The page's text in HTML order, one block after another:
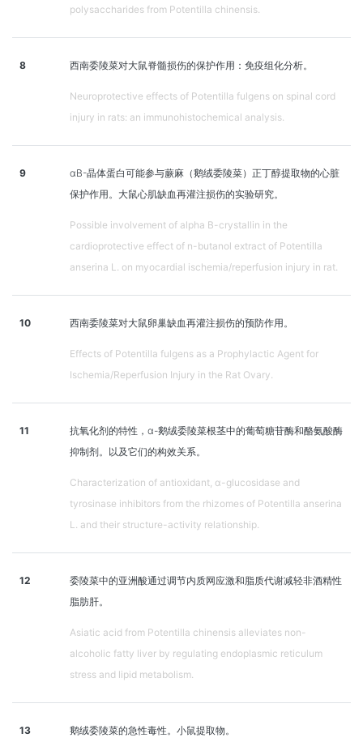
polysaccharides from Potentilla chinensis.
8 西南委陵菜对大鼠脊髓损伤的保护作用：免疫组化分析。
Neuroprotective effects of Potentilla fulgens on spinal cord
injury in rats: an immunohistochemical analysis.
9
αB-晶体蛋白可能参与蕨麻（鹅绒委陵菜）正丁醇提取物的心脏
保护作用。大鼠心肌缺血再灌注损伤的实验研究。
Possible involvement of alpha B-crystallin in the
cardioprotective effect of n-butanol extract of Potentilla
anserina L. on myocardial ischemia/reperfusion injury in rat.
10 西南委陵菜对大鼠卵巢缺血再灌注损伤的预防作用。
Effects of Potentilla fulgens as a Prophylactic Agent for
Ischemia/Reperfusion Injury in the Rat Ovary.
11
抗氧化剂的特性，α-鹅绒委陵菜根茎中的葡萄糖苷酶和酪氨酸酶
抑制剂。以及它们的构效关系。
Characterization of antioxidant, α-glucosidase and
tyrosinase inhibitors from the rhizomes of Potentilla anserina
L. and their structure-activity relationship.
12
委陵菜中的亚洲酸通过调节内质网应激和脂质代谢减轻非酒精性
脂肪肝。
Asiatic acid from Potentilla chinensis alleviates non-
alcoholic fatty liver by regulating endoplasmic reticulum
stress and lipid metabolism.
13 鹅绒委陵菜的急性毒性。小鼠提取物。